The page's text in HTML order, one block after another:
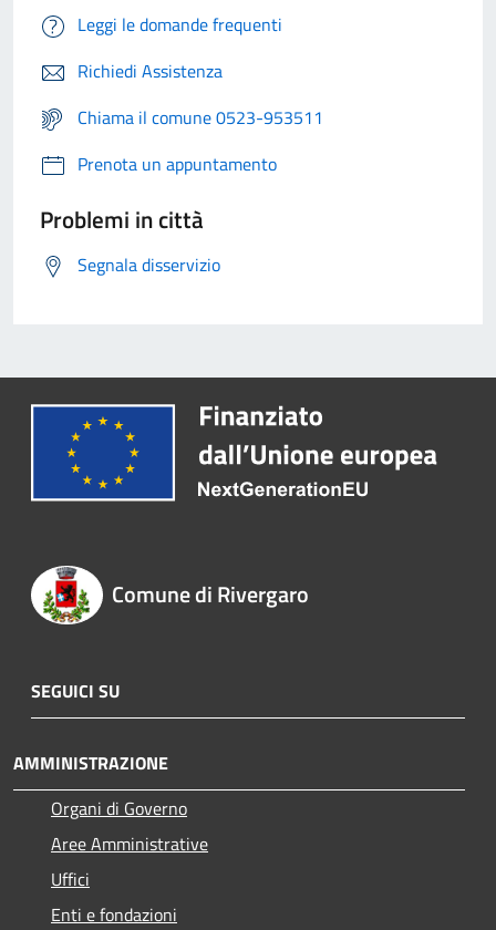
Leggi le domande frequenti
Richiedi Assistenza
Chiama il comune 0523-953511
Prenota un appuntamento
Problemi in città
Segnala disservizio
Comune di Rivergaro
SEGUICI SU
AMMINISTRAZIONE
Organi di Governo
Aree Amministrative
Uffici
Enti e fondazioni